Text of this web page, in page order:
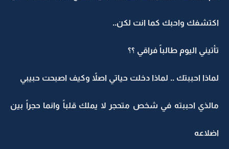
اكتشفك واحبك كما انت لكن..
تأتيني اليوم طالباً فراقي ؟؟
لماذا احببتك .. لماذا دخلت حياتي اصلاً وكيف اصبحت حبيبي
مالذي احببته في شخص متحجر لا يملك قلباً وانما حجراً بين
اضلاعه